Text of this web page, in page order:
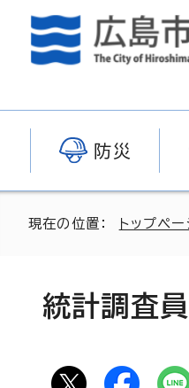
防災
現在の位置： トップペー
統計調査